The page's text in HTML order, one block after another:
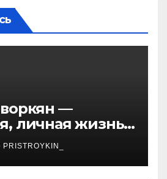
—
личная жизнь
Википедии —
и карьере
актрисы
PRISTROYKIN_